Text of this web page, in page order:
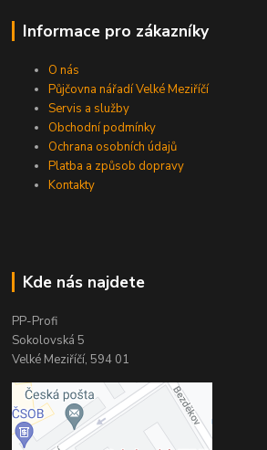
Informace pro zákazníky
O nás
Půjčovna nářadí Velké Meziříčí
Servis a služby
Obchodní podmínky
Ochrana osobních údajů
Platba a způsob dopravy
Kontakty
Kde nás najdete
PP-Profi
Sokolovská 5
Velké Meziříčí, 594 01